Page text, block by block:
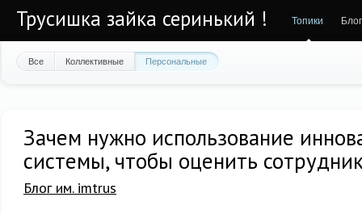
Трусишка зайка серинький ! Топики
Все Коллективные Персональные
Зачем нужно использование
системы, чтобы оценить
Блог им. imtrus